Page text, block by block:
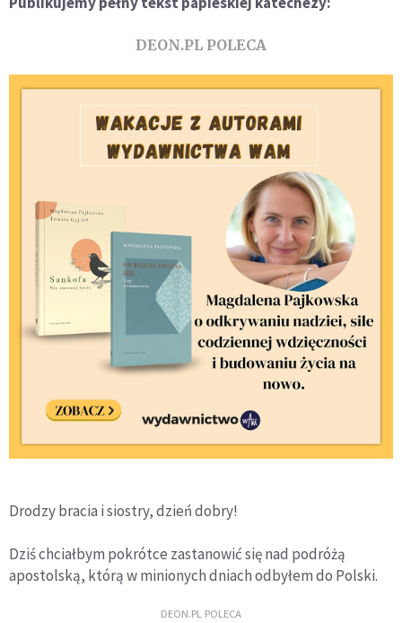
DEON.PL POLECA
Drodzy bracia i siostry, dzień dobry!
Dziś chciałbym pokrótce zastanowić się nad podróżą
apostolską, którą w minionych dniach odbyłem do Polski.
DEON.PL POLECA